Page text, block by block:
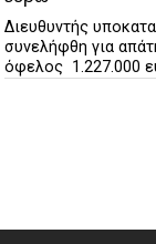
Διευθυντής
συνελήφθη για
όφελος 1.227.000